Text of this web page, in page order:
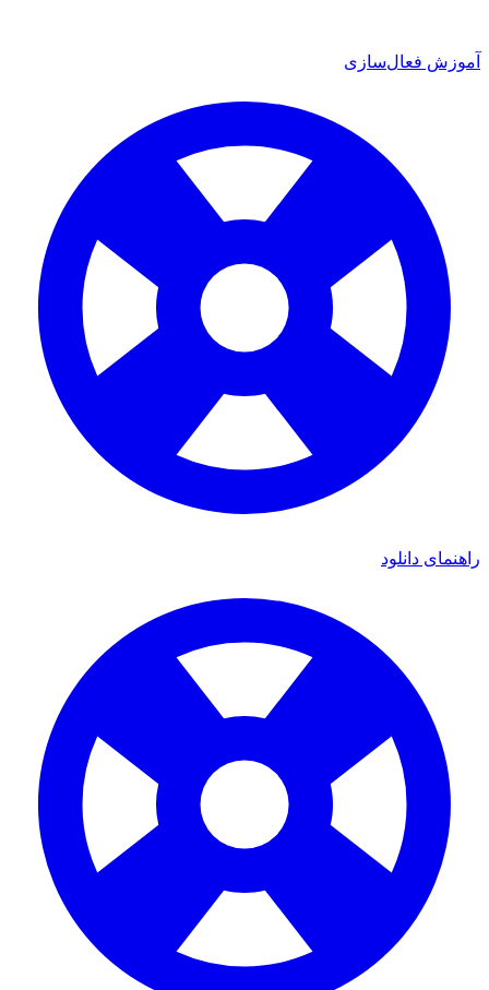
آموزش فعال‌سازی
راهنمای دانلود